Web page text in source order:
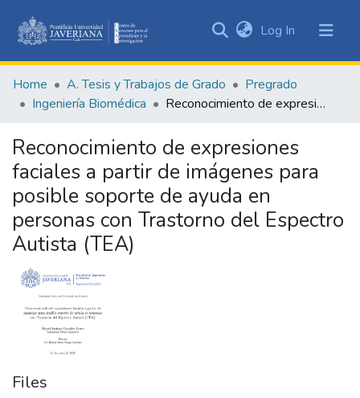
&
Collections
Statistics
Log In (current)
Home A. Tesis y Trabajos de Grado
Pregrado
Ingeniería Biomédica
Reconocimiento de expresiones faciales a partir de imágenes para posible soporte de ayuda en personas con Trastorno del Espectro Autista (TEA)
Reconocimiento de expresiones
faciales a partir de imágenes para
posible soporte de ayuda en
personas con Trastorno del Espectro
Autista (TEA)
Files